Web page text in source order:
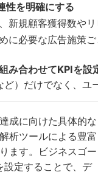
性を明確にする
新規顧客獲得数やリピ
に必要な広告施策ご
み合わせてKPIを設定
）だけでなく、ユー
成に向けた具体的な
析ツールによる豊富
ます。ビジネスゴー
設定することで、デ